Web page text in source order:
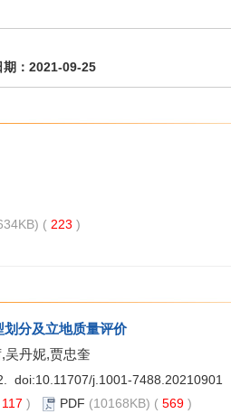
期：2021-09-25
( 223 )
分及立地质量评价
吴丹妮,贾忠奎
doi:10.11707/j.1001-7488.20210901
117 ) PDF (10168KB) ( 569 )